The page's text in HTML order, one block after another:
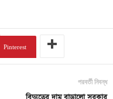
Pinterest
পরবর্তী নিবন্ধ